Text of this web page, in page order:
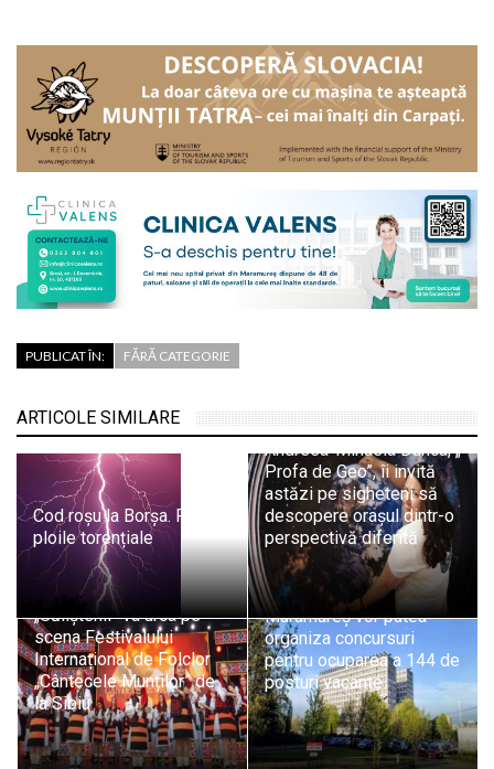
PUBLICAT ÎN: FĂRĂ CATEGORIE
ARTICOLE SIMILARE
Cod roșu la Borșa. Revin
ploile torențiale
Andreea-Mihaela Dunca, „
Profa de Geo”, îi invită
astăzi pe sigheteni să
descopere orașul dintr-o
perspectivă diferită
Ansamblul Folcloric
„Săliștenii” va urca pe
scena Festivalului
Internațional de Folclor
„Cântecele Munților” de
la Sibiu
Șapte spitale din
Maramureș vor putea
organiza concursuri
pentru ocuparea a 144 de
posturi vacante